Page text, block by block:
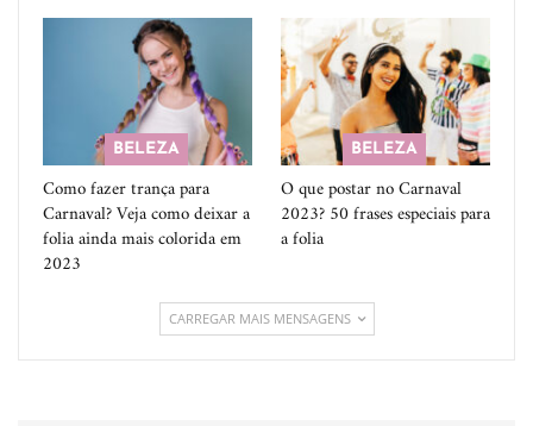
BELEZA
Como fazer trança para
Carnaval? Veja como deixar a
folia ainda mais colorida em
2023
BELEZA
O que postar no Carnaval
2023? 50 frases especiais para
a folia
CARREGAR MAIS MENSAGENS